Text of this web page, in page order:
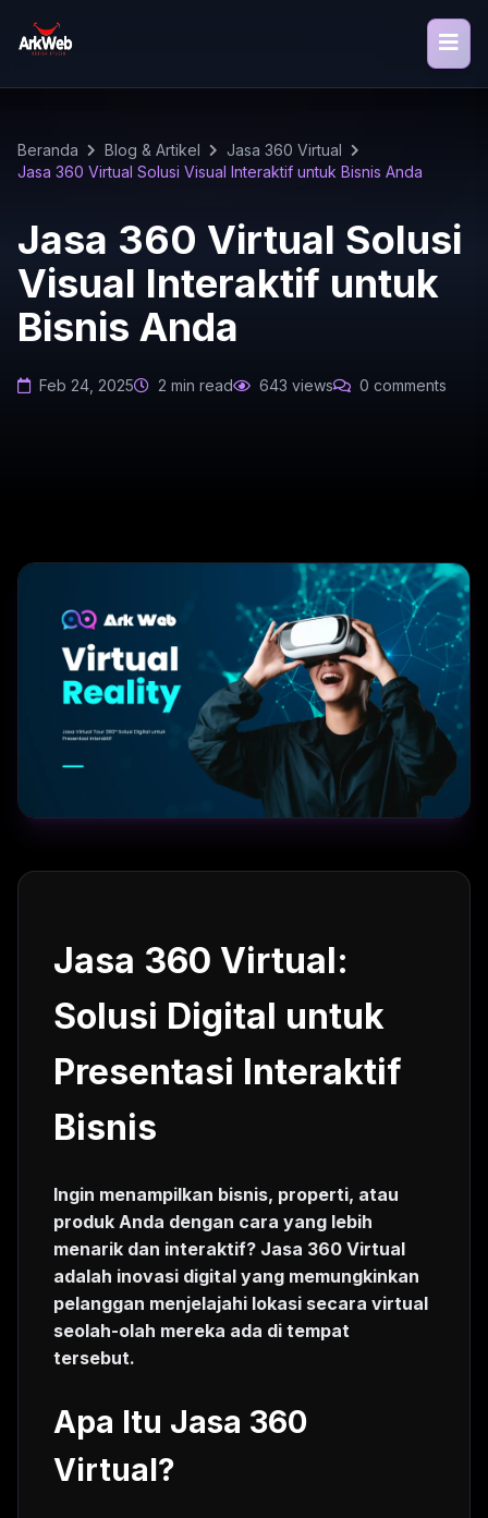
Beranda Blog & Artikel
Jasa 360 Virtual
Jasa 360 Virtual Solusi Visual Interaktif untuk Bisnis Anda
Jasa 360 Virtual Solusi
Visual Interaktif untuk
Bisnis Anda
Feb 24, 2025 2 min read 643 views 0 comments
Jasa 360 Virtual:
Solusi Digital untuk
Presentasi Interaktif
Bisnis
Ingin menampilkan bisnis, properti, atau
produk Anda dengan cara yang lebih
menarik dan interaktif? Jasa 360 Virtual
adalah inovasi digital yang memungkinkan
pelanggan menjelajahi lokasi secara virtual
seolah-olah mereka ada di tempat
tersebut.
Apa Itu Jasa 360
Virtual?